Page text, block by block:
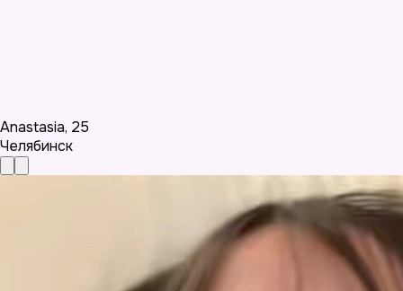
Anastasia, 25
Челябинск